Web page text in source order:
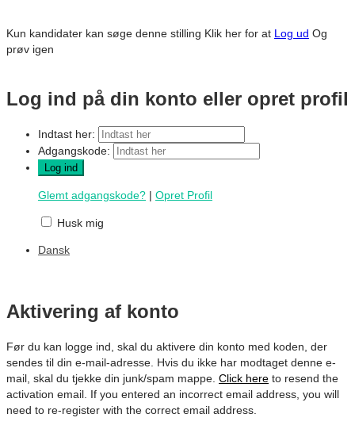
Kun kandidater kan søge denne stilling Klik her for at Log ud Og
prøv igen
Log ind på din konto eller opret profil
Indtast her:
Adgangskode:
Glemt adgangskode? | Opret Profil
Husk mig
Dansk
Aktivering af konto
Før du kan logge ind, skal du aktivere din konto med koden, der
sendes til din e-mail-adresse. Hvis du ikke har modtaget denne e-
mail, skal du tjekke din junk/spam mappe. Click here to resend the
activation email. If you entered an incorrect email address, you will
need to re-register with the correct email address.